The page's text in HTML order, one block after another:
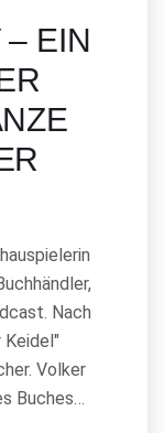
– EIN
Nach
Keidel"
Volker
Buches…